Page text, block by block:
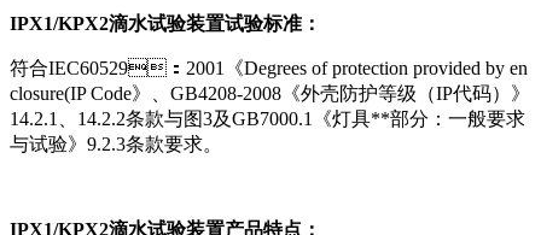
IPX1/KPX2滴水试验装置试验标准：
符合IEC60529：2001《Degrees of protection provided by en
closure(IP Code》、GB4208-2008《外壳防护等级（IP代码）》
14.2.1、14.2.2条款与图3及GB7000.1《灯具**部分：一般要求
与试验》9.2.3条款要求。
IPX1/KPX2滴水试验装置产品特点：